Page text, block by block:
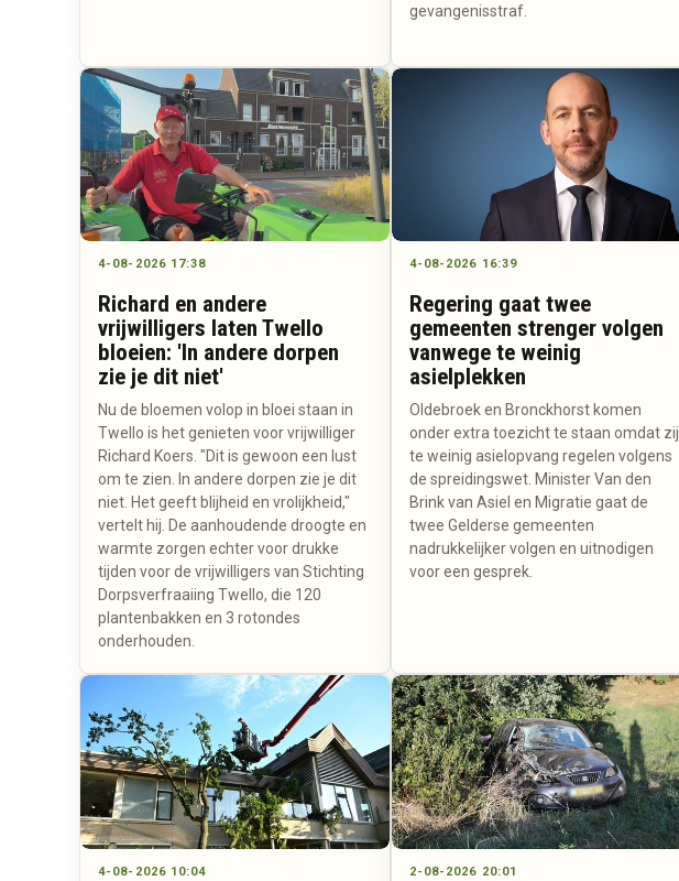
gevangenisstraf.
4-08-2026 17:38
Richard en andere
vrijwilligers laten Twello
bloeien: 'In andere dorpen
zie je dit niet'
Nu de bloemen volop in bloei staan in
Twello is het genieten voor vrijwilliger
Richard Koers. "Dit is gewoon een lust
om te zien. In andere dorpen zie je dit
niet. Het geeft blijheid en vrolijkheid,"
vertelt hij. De aanhoudende droogte en
warmte zorgen echter voor drukke
tijden voor de vrijwilligers van Stichting
Dorpsverfraaiing Twello, die 120
plantenbakken en 3 rotondes
onderhouden.
4-08-2026 16:39
Regering gaat twee
gemeenten strenger volgen
vanwege te weinig
asielplekken
Oldebroek en Bronckhorst komen
onder extra toezicht te staan omdat zij
te weinig asielopvang regelen volgens
de spreidingswet. Minister Van den
Brink van Asiel en Migratie gaat de
twee Gelderse gemeenten
nadrukkelijker volgen en uitnodigen
voor een gesprek.
4-08-2026 10:04 2-08-2026 20:01